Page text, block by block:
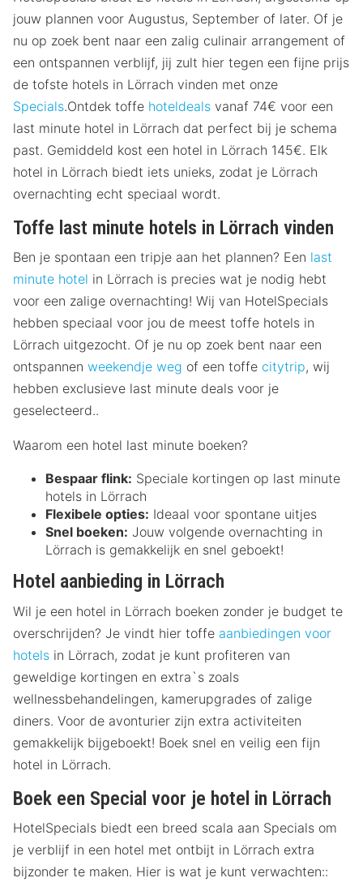
jouw plannen voor Augustus, September of later. Of je
nu op zoek bent naar een zalig culinair arrangement of
een ontspannen verblijf, jij zult hier tegen een fijne prijs
de tofste hotels in Lörrach vinden met onze
Specials.Ontdek toffe hoteldeals vanaf 74€ voor een
last minute hotel in Lörrach dat perfect bij je schema
past. Gemiddeld kost een hotel in Lörrach 145€. Elk
hotel in Lörrach biedt iets unieks, zodat je Lörrach
overnachting echt speciaal wordt.
Toffe last minute hotels in Lörrach vinden
Ben je spontaan een tripje aan het plannen? Een last
minute hotel in Lörrach is precies wat je nodig hebt
voor een zalige overnachting! Wij van HotelSpecials
hebben speciaal voor jou de meest toffe hotels in
Lörrach uitgezocht. Of je nu op zoek bent naar een
ontspannen weekendje weg of een toffe citytrip, wij
hebben exclusieve last minute deals voor je
geselecteerd..
Waarom een hotel last minute boeken?
Bespaar flink: Speciale kortingen op last minute
hotels in Lörrach
Flexibele opties: Ideaal voor spontane uitjes
Snel boeken: Jouw volgende overnachting in
Lörrach is gemakkelijk en snel geboekt!
Hotel aanbieding in Lörrach
Wil je een hotel in Lörrach boeken zonder je budget te
overschrijden? Je vindt hier toffe aanbiedingen voor
hotels in Lörrach, zodat je kunt profiteren van
geweldige kortingen en extra`s zoals
wellnessbehandelingen, kamerupgrades of zalige
diners. Voor de avonturier zijn extra activiteiten
gemakkelijk bijgeboekt! Boek snel en veilig een fijn
hotel in Lörrach.
Boek een Special voor je hotel in Lörrach
HotelSpecials biedt een breed scala aan Specials om
je verblijf in een hotel met ontbijt in Lörrach extra
bijzonder te maken. Hier is wat je kunt verwachten::